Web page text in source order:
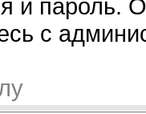
и пароль.
с